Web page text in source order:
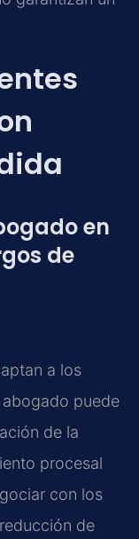
en
de
a los
puede
de la
procesal
con los
de